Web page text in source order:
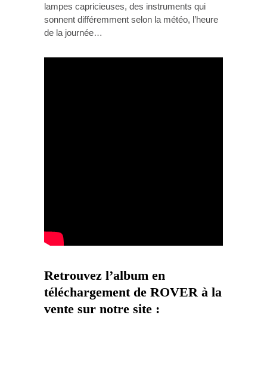
lampes capricieuses, des instruments qui
sonnent différemment selon la météo, l’heure
de la journée…
Retrouvez l’album en
téléchargement de ROVER à la
vente sur notre site :